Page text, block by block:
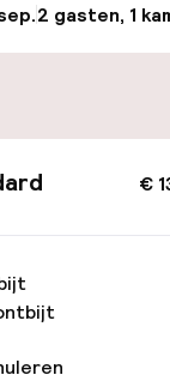
medewerkers
op
2 gasten, 1
€